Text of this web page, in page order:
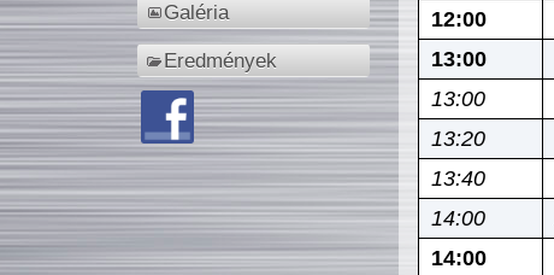
Galéria
Eredmények
12:00
13:00
13:00
13:20
13:40
14:00
14:00